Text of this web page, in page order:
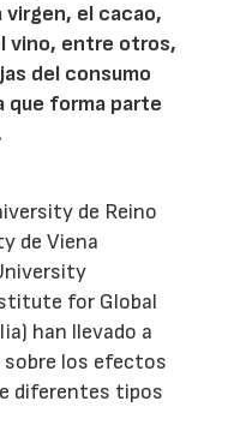
el cacao,
vino, entre otros,
del consumo
que forma parte
de Reino
de Viena
for Global
han llevado a
los efectos
diferentes tipos